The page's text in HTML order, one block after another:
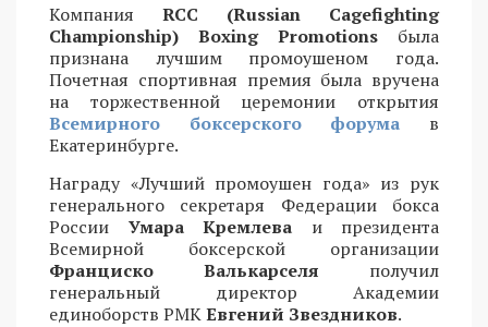
Компания RCC (Russian Cagefighting
Championship) Boxing Promotions была
признана лучшим промоушеном года.
Почетная спортивная премия была вручена
на торжественной церемонии открытия
Всемирного боксерского форума в
Екатеринбурге.
Награду «Лучший промоушен года» из рук
генерального секретаря Федерации бокса
России Умара Кремлева и президента
Всемирной боксерской организации
Франциско Валькарселя получил
генеральный директор Академии
единоборств РМКЕвгений Звездников.